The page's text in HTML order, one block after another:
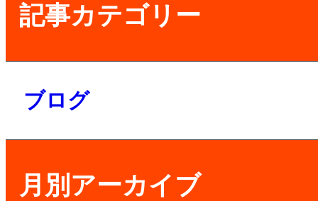
記事カテゴリー
ブログ
月別アーカイブ